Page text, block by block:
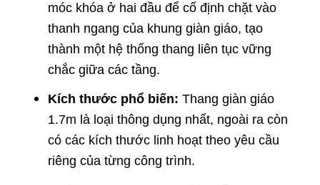
móc khóa ở hai đầu để cố định chặt vào
thanh ngang của khung giàn giáo, tạo
thành một hệ thống thang liên tục vững
chắc giữa các tầng.
Kích thước phổ biến: Thang giàn giáo
1.7m là loại thông dụng nhất, ngoài ra còn
có các kích thước linh hoạt theo yêu cầu
riêng của từng công trình.